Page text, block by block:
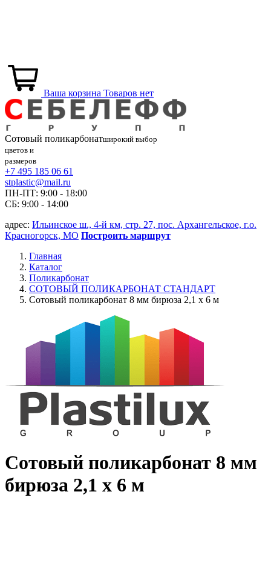
Ваша корзина Товаров нет
Сотовый поликарбонатширокий выбор
цветов и
размеров
+7 495 185 06 61
stplastic@mail.ru
ПН-ПТ: 9:00 - 18:00
СБ: 9:00 - 14:00
адрес: Ильинское ш., 4-й км, стр. 27, пос. Архангельское, г.о.
Красногорск, МО Построить маршрут
Главная
Каталог
Поликарбонат
СОТОВЫЙ ПОЛИКАРБОНАТ СТАНДАРТ
Сотовый поликарбонат 8 мм бирюза 2,1 x 6 м
Сотовый поликарбонат 8 мм
бирюза 2,1 x 6 м